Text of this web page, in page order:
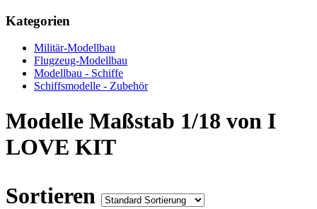
Kategorien
Militär-Modellbau
Flugzeug-Modellbau
Modellbau - Schiffe
Schiffsmodelle - Zubehör
Modelle Maßstab 1/18 von I
LOVE KIT
Sortieren